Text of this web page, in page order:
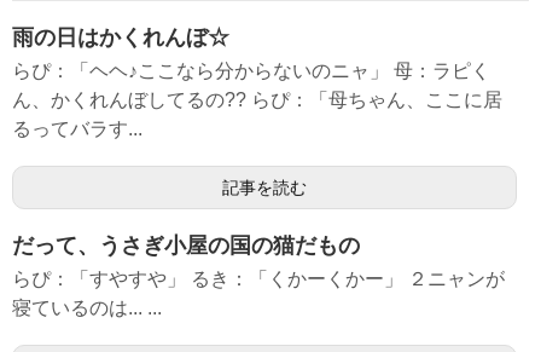
雨の日はかくれんぼ☆
らぴ：「ヘヘ♪ここなら分からないのニャ」 母：ラピく
ん、かくれんぼしてるの?? らぴ：「母ちゃん、ここに居
るってバラす...
記事を読む
だって、うさぎ小屋の国の猫だもの
らぴ：「すやすや」 るき：「くかーくかー」 ２ニャンが
寝ているのは... ...